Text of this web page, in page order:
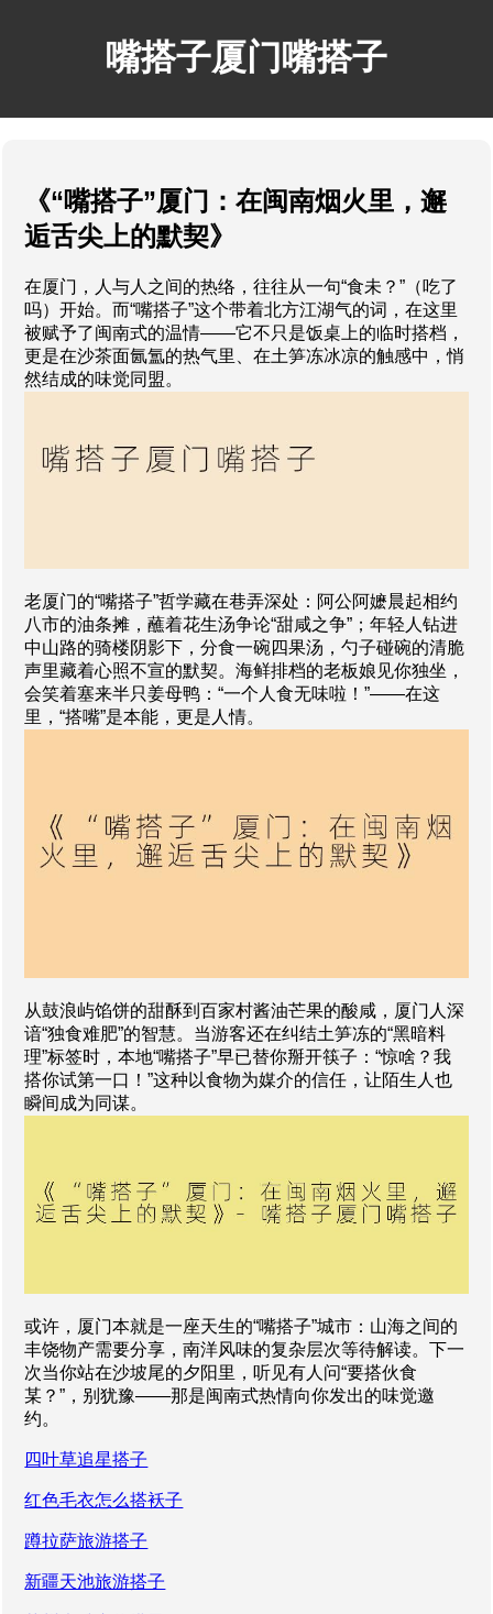
嘴搭子厦门嘴搭子
《“嘴搭子”厦门：在闽南烟火里，邂
逅舌尖上的默契》
在厦门，人与人之间的热络，往往从一句“食未？”（吃了
吗）开始。而“嘴搭子”这个带着北方江湖气的词，在这里
被赋予了闽南式的温情——它不只是饭桌上的临时搭档，
更是在沙茶面氤氲的热气里、在土笋冻冰凉的触感中，悄
然结成的味觉同盟。
老厦门的“嘴搭子”哲学藏在巷弄深处：阿公阿嬷晨起相约
八市的油条摊，蘸着花生汤争论“甜咸之争”；年轻人钻进
中山路的骑楼阴影下，分食一碗四果汤，勺子碰碗的清脆
声里藏着心照不宣的默契。海鲜排档的老板娘见你独坐，
会笑着塞来半只姜母鸭：“一个人食无味啦！”——在这
里，“搭嘴”是本能，更是人情。
从鼓浪屿馅饼的甜酥到百家村酱油芒果的酸咸，厦门人深
谙“独食难肥”的智慧。当游客还在纠结土笋冻的“黑暗料
理”标签时，本地“嘴搭子”早已替你掰开筷子：“惊啥？我
搭你试第一口！”这种以食物为媒介的信任，让陌生人也
瞬间成为同谋。
或许，厦门本就是一座天生的“嘴搭子”城市：山海之间的
丰饶物产需要分享，南洋风味的复杂层次等待解读。下一
次当你站在沙坡尾的夕阳里，听见有人问“要搭伙食
某？”，别犹豫——那是闽南式热情向你发出的味觉邀
约。
四叶草追星搭子
红色毛衣怎么搭袄子
蹲拉萨旅游搭子
新疆天池旅游搭子